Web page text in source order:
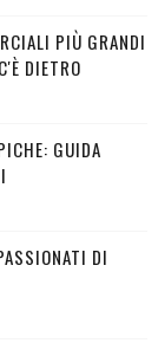
PIÙ GRANDI
DIETRO
GUIDA
DI